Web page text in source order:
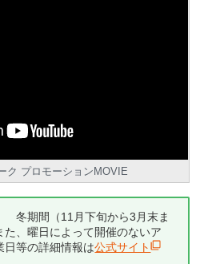
ク プロモーションMOVIE
冬期間（11月下旬から3月末ま
、曜日によって開催のないア
日等の詳細情報は公式サイト